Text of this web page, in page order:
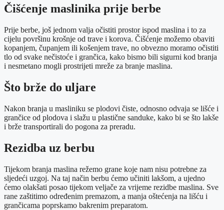
Čišćenje maslinika prije berbe
Prije berbe, još jednom valja očistiti prostor ispod maslina i to za
cijelu površinu krošnje od trave i korova. Čišćenje možemo obaviti
kopanjem, čupanjem ili košenjem trave, no obvezno moramo očistiti
tlo od svake nečistoće i grančica, kako bismo bili sigurni kod branja
i nesmetano mogli prostrijeti mreže za branje maslina.
Što brže do uljare
Nakon branja u masliniku se plodovi čiste, odnosno odvaja se lišće i
grančice od plodova i slažu u plastične sanduke, kako bi se što lakše
i brže transportirali do pogona za preradu.
Rezidba uz berbu
Tijekom branja maslina režemo grane koje nam nisu potrebne za
sljedeći uzgoj. Na taj način berbu ćemo učiniti lakšom, a ujedno
ćemo olakšati posao tijekom veljače za vrijeme rezidbe maslina. Sve
rane zaštitimo određenim premazom, a manja oštećenja na lišću i
grančicama poprskamo bakrenim preparatom.